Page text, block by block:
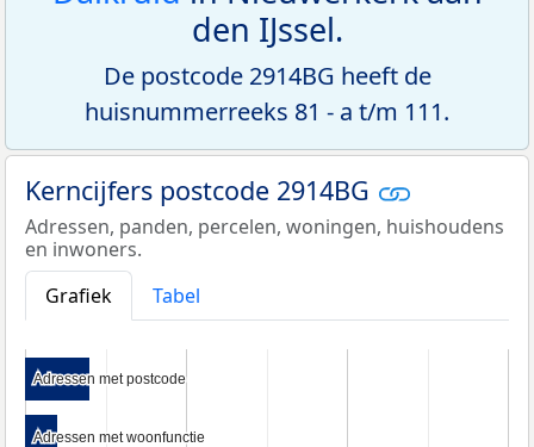
den IJssel.
De postcode 2914BG heeft de
huisnummerreeks 81 - a t/m 111.
Kerncijfers postcode 2914BG
Adressen, panden, percelen, woningen, huishoudens
en inwoners.
Grafiek
Tabel
Adressen met postcode
Adressen met postcode
Adressen met woonfunctie
Adressen met woonfunctie